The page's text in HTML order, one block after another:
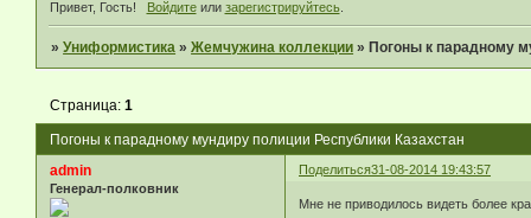
Привет, Гость! Войдитеили зарегистрируйтесь.
»Униформистика »Жемчужина коллекции » Погоны к парадному
Погоны к парадному мундиру полиции Республики Казахстан
Страница:1
Поделиться31-08-2014 19:43:57
admin
Генерал-полковник
Мне не приводилось видеть более